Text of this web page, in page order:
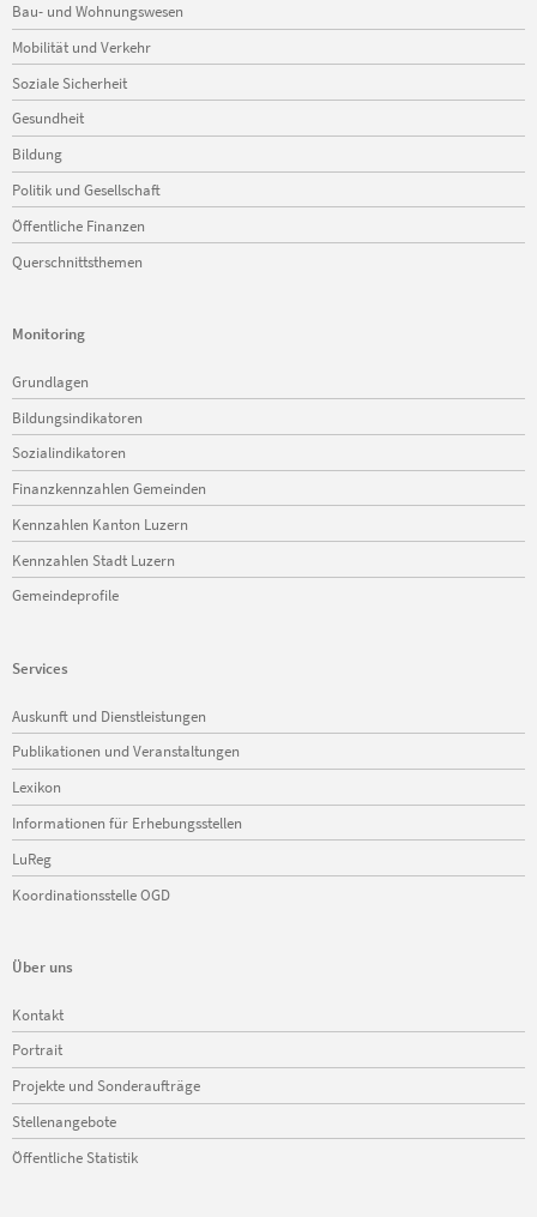
Bau- und Wohnungswesen
Mobilität und Verkehr
Soziale Sicherheit
Gesundheit
Bildung
Politik und Gesellschaft
Öffentliche Finanzen
Querschnittsthemen
Monitoring
Navigation
überspringen
Grundlagen
Bildungsindikatoren
Sozialindikatoren
Finanzkennzahlen Gemeinden
Kennzahlen Kanton Luzern
Kennzahlen Stadt Luzern
Gemeindeprofile
Services
Navigation
überspringen
Auskunft und Dienstleistungen
Publikationen und Veranstaltungen
Lexikon
Informationen für Erhebungsstellen
LuReg
Koordinationsstelle OGD
Über uns
Navigation
überspringen
Kontakt
Portrait
Projekte und Sonderaufträge
Stellenangebote
Öffentliche Statistik